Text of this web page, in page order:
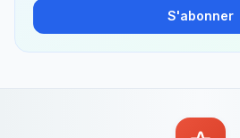
S'abonner